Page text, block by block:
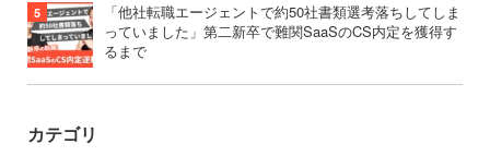
「他社転職エージェントで約50社書類選考落ちしてしま
っていました」第二新卒で難関SaaSのCS内定を獲得す
るまで
カテゴリ